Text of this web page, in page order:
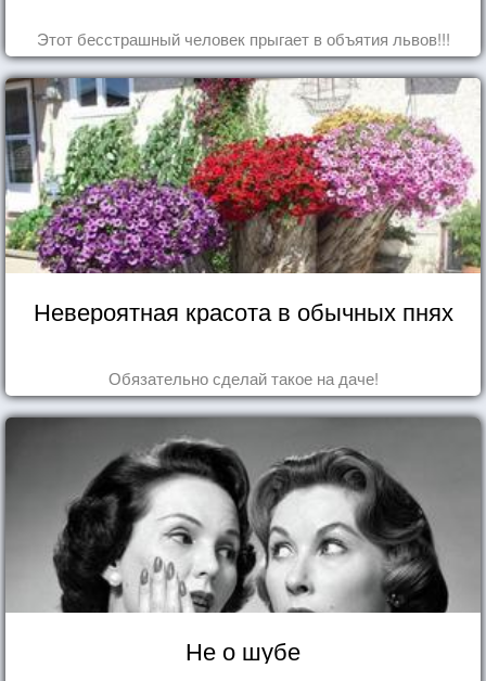
Этот бесстрашный человек прыгает в объятия львов!!!
Невероятная красота в обычных пнях
Обязательно сделай такое на даче!
Не о шубе